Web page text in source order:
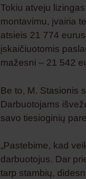
Tokiu atveju
montavimu, įvairia
atsieis 21 774
įskaičiuotomis
mažesni – 21 542
Be to, M. Stasionis
Darbuotojams
savo tiesioginių
„Pastebime, kad
darbuotojus. Dar
tarp stambių,